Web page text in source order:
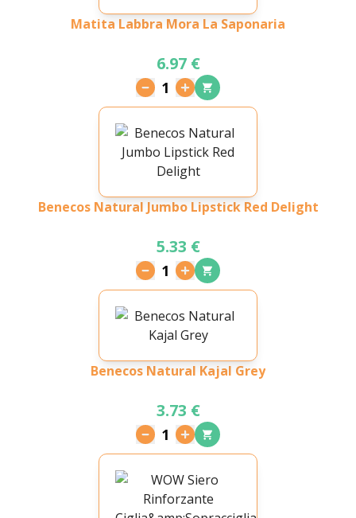
Matita Labbra Mora La Saponaria
6.97 €
1
Benecos Natural Jumbo Lipstick Red Delight
5.33 €
1
Benecos Natural Kajal Grey
3.73 €
1